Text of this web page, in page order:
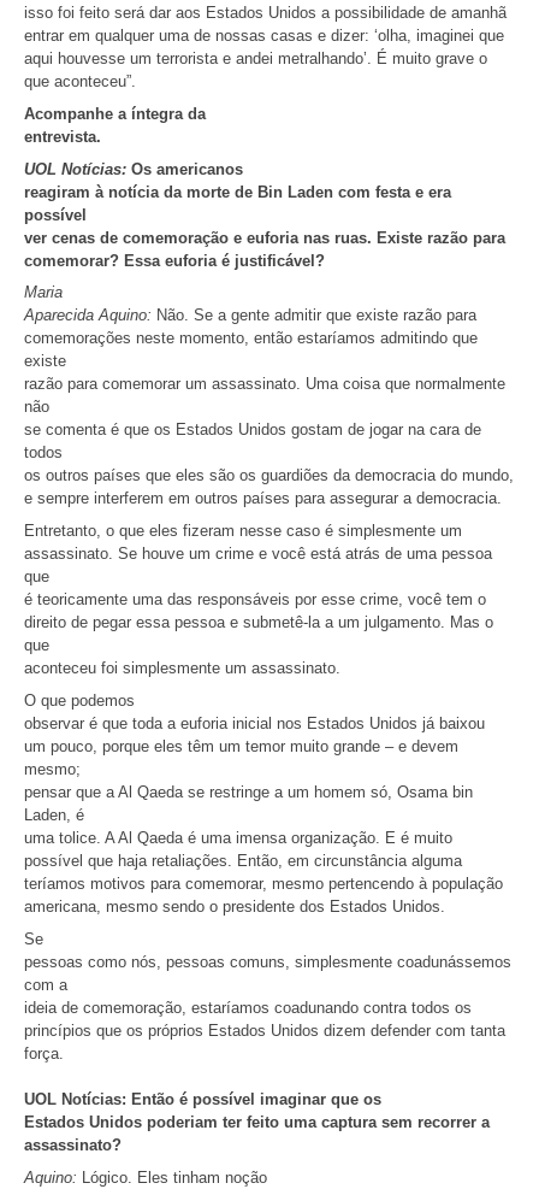
isso foi feito será dar aos Estados Unidos a possibilidade de amanhã
entrar em qualquer uma de nossas casas e dizer: ‘olha, imaginei que
aqui houvesse um terrorista e andei metralhando’. É muito grave o
que aconteceu”.
Acompanhe a íntegra da
entrevista.
UOL Notícias: Os americanos
reagiram à notícia da morte de Bin Laden com festa e era
possível
ver cenas de comemoração e euforia nas ruas. Existe razão para
comemorar? Essa euforia é justificável?
Maria
Aparecida Aquino: Não. Se a gente admitir que existe razão para
comemorações neste momento, então estaríamos admitindo que
existe
razão para comemorar um assassinato. Uma coisa que normalmente
não
se comenta é que os Estados Unidos gostam de jogar na cara de
todos
os outros países que eles são os guardiões da democracia do mundo,
e sempre interferem em outros países para assegurar a democracia.
Entretanto, o que eles fizeram nesse caso é simplesmente um
assassinato. Se houve um crime e você está atrás de uma pessoa
que
é teoricamente uma das responsáveis por esse crime, você tem o
direito de pegar essa pessoa e submetê-la a um julgamento. Mas o
que
aconteceu foi simplesmente um assassinato.
O que podemos
observar é que toda a euforia inicial nos Estados Unidos já baixou
um pouco, porque eles têm um temor muito grande – e devem
mesmo;
pensar que a Al Qaeda se restringe a um homem só, Osama bin
Laden, é
uma tolice. A Al Qaeda é uma imensa organização. E é muito
possível que haja retaliações. Então, em circunstância alguma
teríamos motivos para comemorar, mesmo pertencendo à população
americana, mesmo sendo o presidente dos Estados Unidos.
Se
pessoas como nós, pessoas comuns, simplesmente coadunássemos
com a
ideia de comemoração, estaríamos coadunando contra todos os
princípios que os próprios Estados Unidos dizem defender com tanta
força.
UOL Notícias: Então é possível imaginar que os
Estados Unidos poderiam ter feito uma captura sem recorrer a
assassinato?
Aquino: Lógico. Eles tinham noção